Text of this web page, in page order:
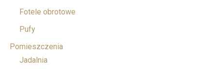
Fotele obrotowe
Pufy
Pomieszczenia
Jadalnia